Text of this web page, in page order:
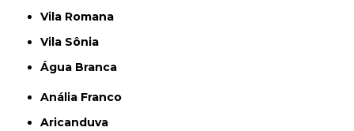
Vila Romana
Vila Sônia
Água Branca
Anália Franco
Aricanduva